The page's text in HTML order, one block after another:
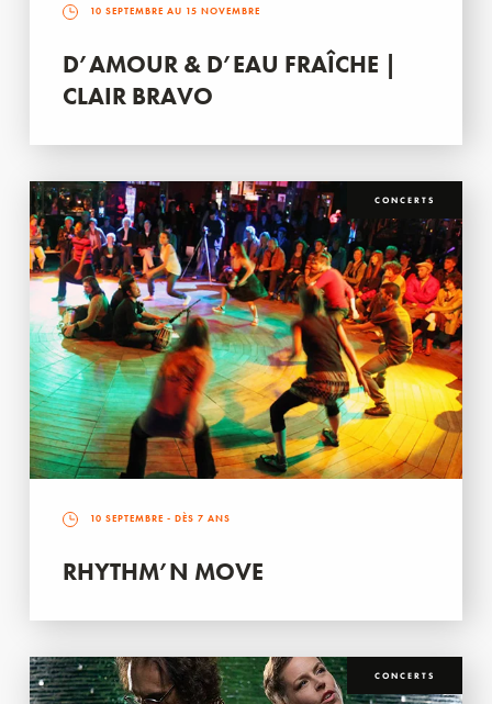
10 SEPTEMBRE AU 15 NOVEMBRE
D’AMOUR & D’EAU FRAÎCHE |
CLAIR BRAVO
CONCERTS
10 SEPTEMBRE - DÈS 7 ANS
RHYTHM’N MOVE
CONCERTS